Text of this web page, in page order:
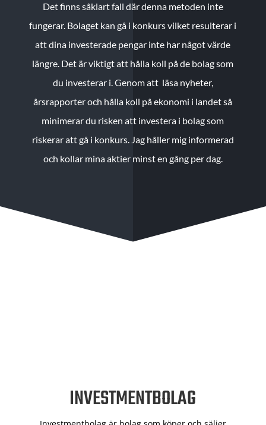
Det finns såklart fall där denna metoden inte
fungerar. Bolaget kan gå i konkurs vilket resulterar i
att dina investerade pengar inte har något värde
längre. Det är viktigt att hålla koll på de bolag som
du investerar i. Genom att läsa nyheter,
årsrapporter och hålla koll på ekonomi i landet så
minimerar du risken att investera i bolag som
riskerar att gå i konkurs. Jag håller mig informerad
och kollar mina aktier minst en gång per dag.
INVESTMENTBOLAG